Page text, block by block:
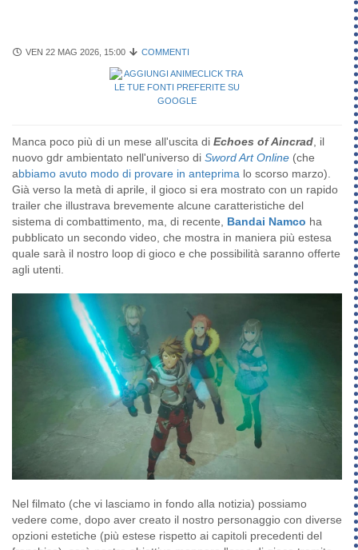
VEN 22 MAG 2026, 15:00 COMMENTI
Manca poco più di un mese all'uscita di Echoes of Aincrad , il
nuovo gdr ambientato nell'universo di Sword Art Online (che
abbiamo avuto modo di provare in anteprima lo scorso marzo).
Già verso la metà di aprile, il gioco si era mostrato con un rapido
trailer che illustrava brevemente alcune caratteristiche del
sistema di combattimento, ma, di recente, Bandai Namco ha
pubblicato un secondo video, che mostra in maniera più estesa
quale sarà il nostro loop di gioco e che possibilità saranno offerte
agli utenti.
Nel filmato (che vi lasciamo in fondo alla notizia) possiamo
vedere come, dopo aver creato il nostro personaggio con diverse
opzioni estetiche (più estese rispetto ai capitoli precedenti del